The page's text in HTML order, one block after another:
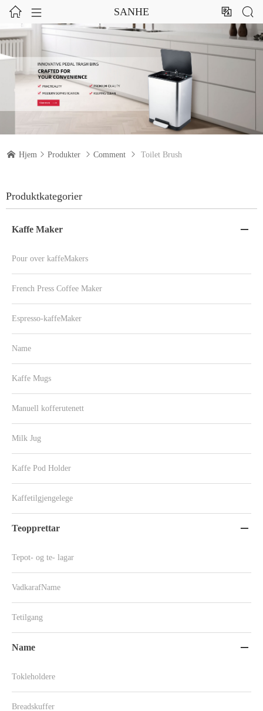
  SANHE  
 Hjem  Produkter  Comment  Toilet Brush
Produktkategorier
Kaffe Maker 
Pour over kaffeMakers
French Press Coffee Maker
Espresso-kaffeMaker
Name
Kaffe Mugs
Manuell kofferutenett
Milk Jug
Kaffe Pod Holder
Kaffetilgjengelege
Teopprettar 
Tepot- og te- lagar
VadkarafName
Tetilgang
Name 
Tokleholdere
Breadskuffer